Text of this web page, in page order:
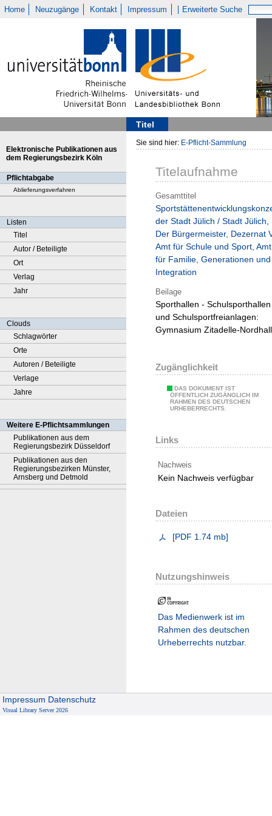
Home Neuzugänge Kontakt Impressum Erweiterte Suche
Titel
Elektronische Publikationen aus
dem Regierungsbezirk Köln
Pflichtabgabe
Ablieferungsverfahren
Listen
Titel
Autor / Beteiligte
Ort
Verlag
Jahr
Clouds
Schlagwörter
Orte
Autoren / Beteiligte
Verlage
Jahre
Weitere E-Pflichtsammlungen
Publikationen aus dem
Regierungsbezirk Düsseldorf
Publikationen aus den
Regierungsbezirken Münster,
Arnsberg und Detmold
Sie sind hier: E-Pflicht-Sammlung
Titelaufnahme
Gesamttitel
der Stadt Jülich / Stadt Jülich,
Der Bürgermeister, Dezernat
Amt für Schule und Sport, Amt
für Familie, Generationen und
Integration
Beilage
Sporthallen - Schulsporthallen
und Schulsportfreianlagen:
Gymnasium Zitadelle-
Zugänglichkeit
DAS DOKUMENT IST
ÖFFENTLICH ZUGÄNGLICH IM
RAHMEN DES DEUTSCHEN
URHEBERRECHTS.
Links
Nachweis
Kein Nachweis verfügbar
Dateien
[PDF 1.74 mb]
Nutzungshinweis
Das Medienwerk ist im
Rahmen des deutschen
Urheberrechts nutzbar.
Impressum Datenschutz
Visual Library Server 2026